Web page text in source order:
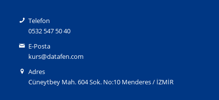
Telefon
0532 547 50 40
E-Posta
kurs@datafen.com
Adres
Cüneytbey Mah. 604 Sok. No:10 Menderes / İZMİR